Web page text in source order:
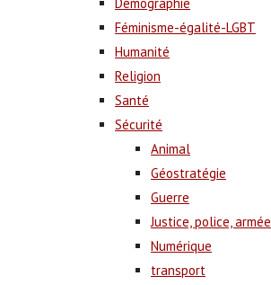
Féminisme-égalité-LGBT
Humanité
Religion
Santé
Sécurité
Animal
Géostratégie
Guerre
Justice, police, armée
Numérique
transport